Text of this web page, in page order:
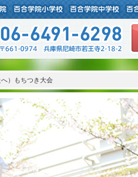
）もちつき大会